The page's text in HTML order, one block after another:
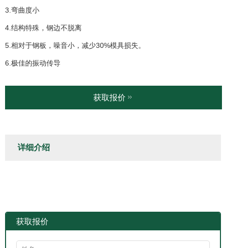
3.弯曲度小
4.结构特殊，钢边不脱离
5.相对于钢板，噪音小，减少30%模具损失。
6.极佳的振动传导
获取报价
详细介绍
获取报价